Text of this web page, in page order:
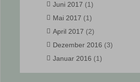
Juni 2017 (1)
Mai 2017 (1)
April 2017 (2)
Dezember 2016 (3)
Januar 2016 (1)